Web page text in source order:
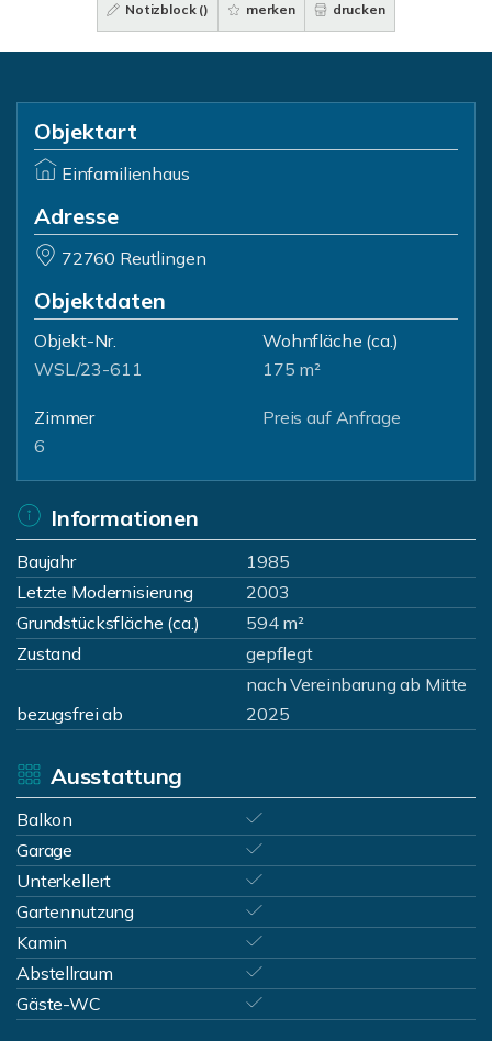
Notizblock () merken drucken
Objektart
Einfamilienhaus
Adresse
72760 Reutlingen
Objektdaten
Objekt-Nr.
WSL/23-611
Wohnfläche (ca.)
175 m²
Zimmer
6
Preis auf Anfrage
Informationen
Baujahr
1985
Letzte Modernisierung
2003
Grundstücksfläche (ca.)
594 m²
Zustand
gepflegt
bezugsfrei ab
nach Vereinbarung ab Mitte
2025
Ausstattung
Balkon
Garage
Unterkellert
Gartennutzung
Kamin
Abstellraum
Gäste-WC